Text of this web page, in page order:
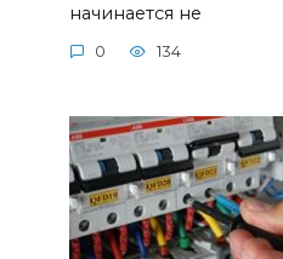
начинается не
0 134